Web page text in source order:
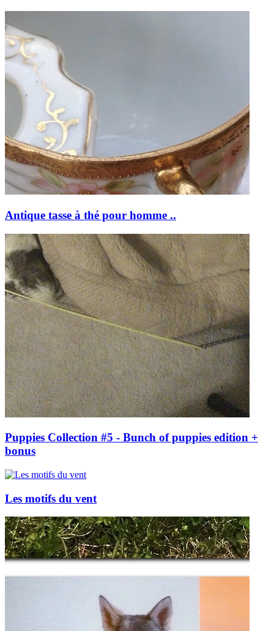
Antique tasse à thé pour homme ..
Puppies Collection #5 - Bunch of puppies edition +
bonus
Les motifs du vent